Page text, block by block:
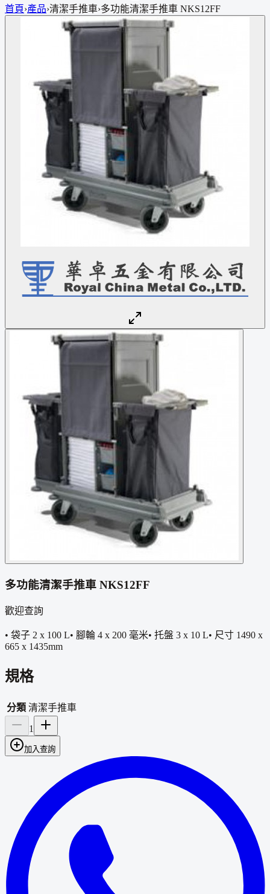
首頁›產品›清潔手推車›多功能清潔手推車 NKS12FF
多功能清潔手推車 NKS12FF
歡迎查詢
• 袋子 2 x 100 L• 腳輪 4 x 200 毫米• 托盤 3 x 10 L• 尺寸 1490 x
665 x 1435mm
規格
分類 清潔手推車
1
加入查詢